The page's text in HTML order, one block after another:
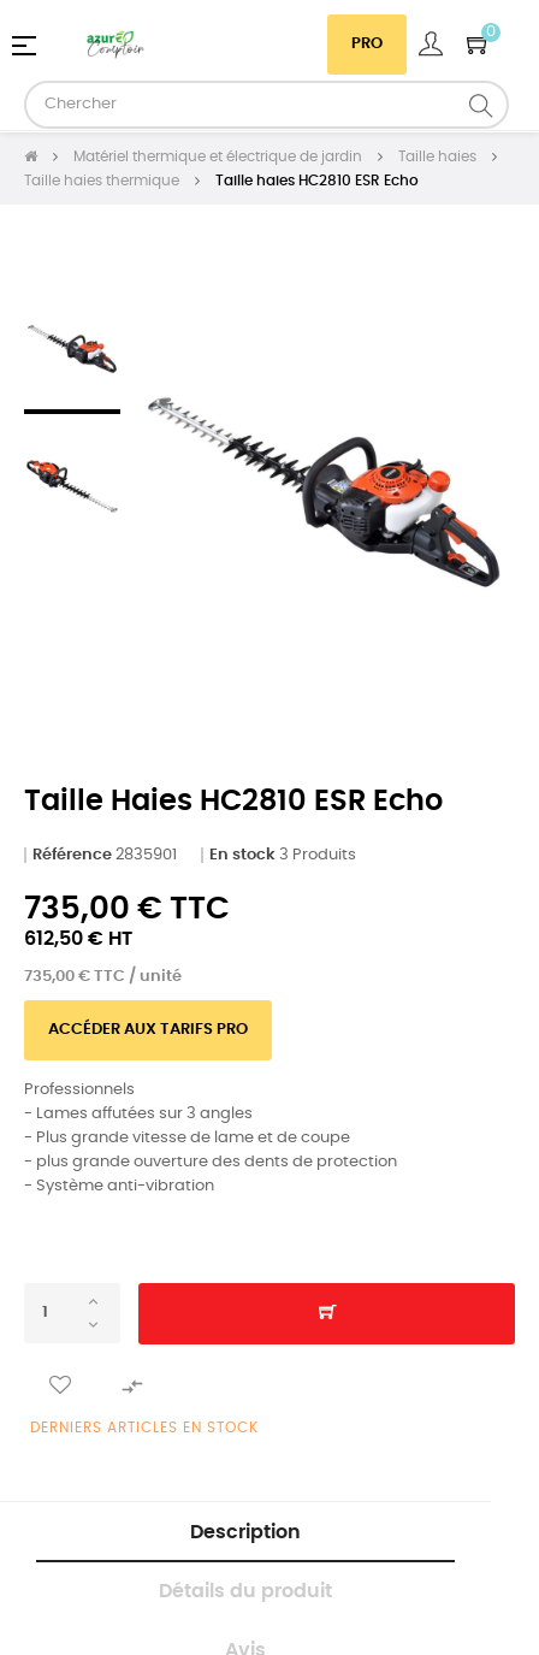
PRO
0
Basculer
navigation
☰
Matériel thermique et électrique de jardin
Taille haies
Taille haies thermique
Taille haies HC2810 ESR Echo
Taille Haies HC2810 ESR Echo
Référence 2835901 En stock 3 Produits
735,00 € TTC
612,50 € HT
735,00 € TTC / unité
ACCÉDER AUX TARIFS PRO
Professionnels
- Lames affutées sur 3 angles
- Plus grande vitesse de lame et de coupe
- plus grande ouverture des dents de protection
- Système anti-vibration

DERNIERS ARTICLES EN STOCK
Description
Détails du produit
Avis